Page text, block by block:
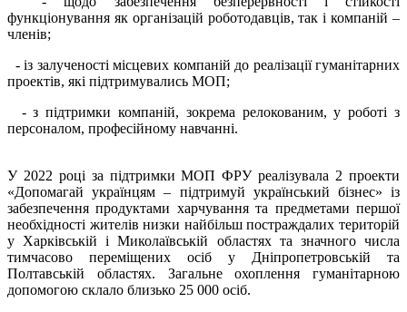
функціонування як організацій роботодавців, так і компаній –
членів;
- із залученості місцевих компаній до реалізації гуманітарних
проектів, які підтримувались МОП;
- з підтримки компаній, зокрема релокованим, у роботі з
персоналом, професійному навчанні.
У 2022 році за підтримки МОП ФРУ реалізувала 2 проекти
«Допомагай українцям – підтримуй український бізнес» із
забезпечення продуктами харчування та предметами першої
необхідності жителів низки найбільш постраждалих територій
у Харківській і Миколаївській областях та значного числа
тимчасово переміщених осіб у Дніпропетровській та
Полтавській областях. Загальне охоплення гуманітарною
допомогою склало близько 25 000 осіб.